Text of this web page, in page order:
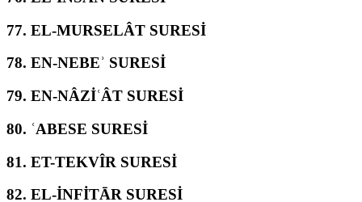
77. EL-MURSELÂT SURESİ
78. EN-NEBEʾ SURESİ
79. EN-NÂZİʿÂT SURESİ
80. ʿABESE SURESİ
81. ET-TEKVÎR SURESİ
82. EL-İNFİTĀR SURESİ